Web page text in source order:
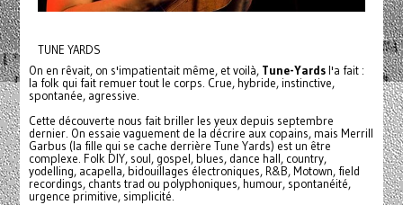
TUNE YARDS
On en rêvait, on s'impatientait même, et voilà, Tune-Yardsl'a fait :
la folk qui fait remuer tout le corps. Crue, hybride, instinctive,
spontanée, agressive.
Cette découverte nous fait briller les yeux depuis septembre
dernier. On essaie vaguement de la décrire aux copains, mais Merrill
Garbus (la fille qui se cache derrière Tune Yards) est un être
complexe. Folk DIY, soul, gospel, blues, dance hall, country,
yodelling, acapella, bidouillages électroniques, R&B, Motown, field
recordings, chants trad ou polyphoniques, humour, spontanéité,
urgence primitive, simplicité.